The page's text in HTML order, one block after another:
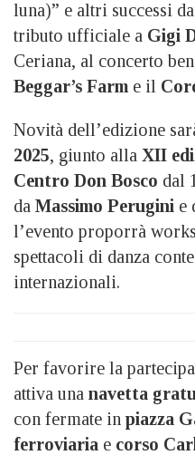
luna)” e altri successi
tributo ufficiale a Gigi
Ceriana, al concerto
Beggar’s Farm e il
Novità dell’edizione
2025, giunto alla XII
Centro Don Bosco dal
da Massimo Perugini e
l’evento proporrà
spettacoli di danza
internazionali.
Per favorire la
attiva una navetta
con fermate in piazza
ferroviaria e corso